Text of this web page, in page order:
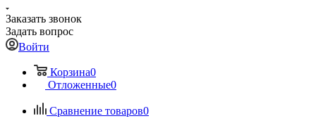
Заказать звонок
Задать вопрос
Войти
Корзина0
Отложенные0
Сравнение товаров0